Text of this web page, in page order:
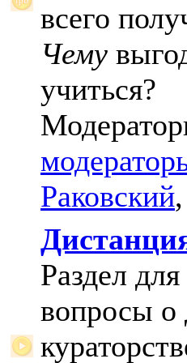
всего
Чему
учиться?
Раковский,
Раздел
вопросы о